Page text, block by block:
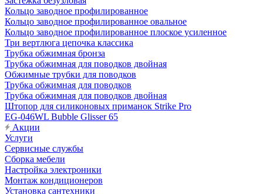
Кольцо заводное профилированное
Кольцо заводное профилированное овальное
Кольцо заводное профилированное плоское усиленное
Три вертлюга цепочка классика
Трубка обжимная бронза
Трубка обжимная для поводков двойная
Обжимные трубки для поводков
Трубка обжимная для поводков
Трубка обжимная для поводков двойная
Штопор для силиконовых приманок Strike Pro
EG-046WL Bubble Glisser 65
Акции
Услуги
Сервисные службы
Сборка мебели
Настройка электроники
Монтаж кондиционеров
Установка сантехники